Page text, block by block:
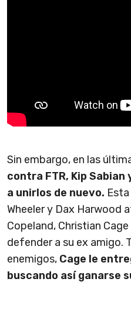
Sin embargo, en las
contra FTR, Kip Sabian
a unirlos de nuevo.
Wheeler y Dax Harwood
Copeland, Christian
defender a su ex amigo.
enemigos, Cage le
buscando así ganarse